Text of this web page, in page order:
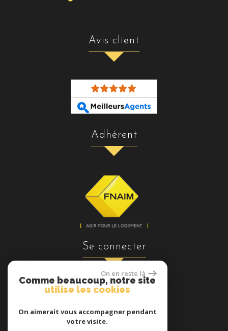
avis client
adhérent
se connecter
On en reste là
Comme beaucoup, notre site
utilise les cookies
On aimerait vous accompagner pendant
votre visite.